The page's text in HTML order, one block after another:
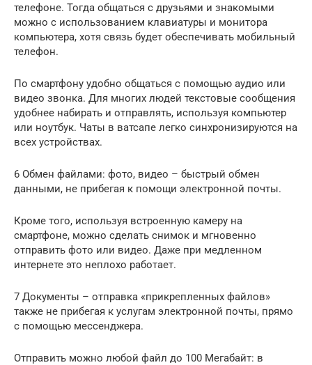
телефоне. Тогда общаться с друзьями и знакомыми
можно с использованием клавиатуры и монитора
компьютера, хотя связь будет обеспечивать мобильный
телефон.
По смартфону удобно общаться с помощью аудио или
видео звонка. Для многих людей текстовые сообщения
удобнее набирать и отправлять, используя компьютер
или ноутбук. Чаты в ватсапе легко синхронизируются на
всех устройствах.
6 Обмен файлами: фото, видео – быстрый обмен
данными, не прибегая к помощи электронной почты.
Кроме того, используя встроенную камеру на
смартфоне, можно сделать снимок и мгновенно
отправить фото или видео. Даже при медленном
интернете это неплохо работает.
7 Документы – отправка «прикрепленных файлов»
также не прибегая к услугам электронной почты, прямо
с помощью мессенджера.
Отправить можно любой файл до 100 Мегабайт: в